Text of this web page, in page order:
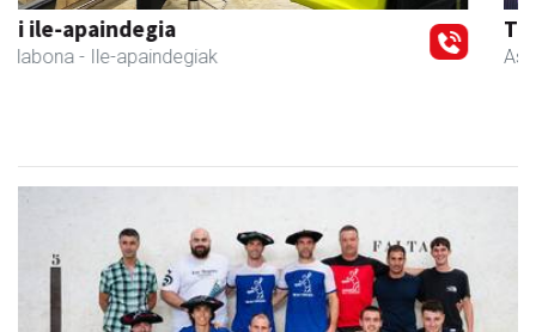
Txortu mekanizaketa eta muntaketa
Asteasu - Mekanizatuak